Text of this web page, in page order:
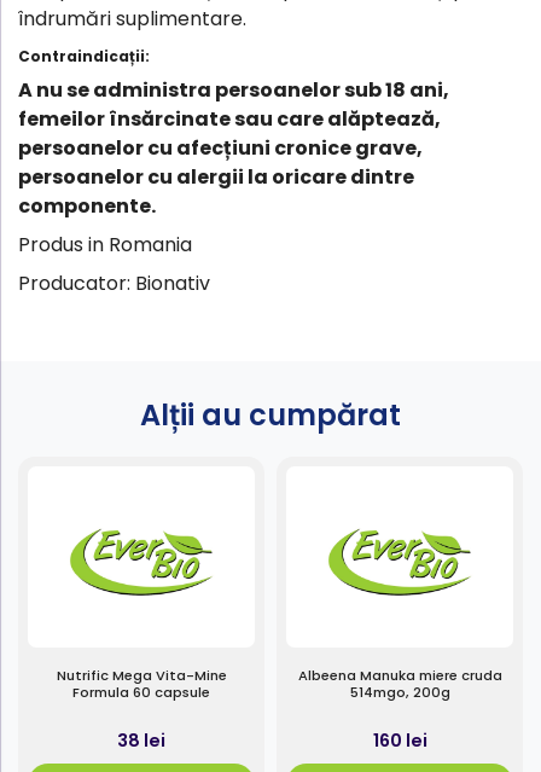
îndrumări suplimentare.
Contraindicații:
A nu se administra persoanelor sub 18 ani,
femeilor însărcinate sau care alăptează,
persoanelor cu afecțiuni cronice grave,
persoanelor cu alergii la oricare dintre
componente.
Produs in Romania
Producator: Bionativ
Alții au cumpărat
Nutrific Mega Vita-Mine
Formula 60 capsule
38 lei
Albeena Manuka miere cruda
514mgo, 200g
160 lei